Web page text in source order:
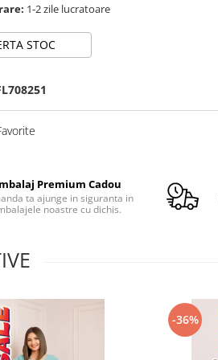
1-2 zile lucratoare
STOC
Premium Cadou
ta ajunge in siguranta in
noastre cu dichis.
-36%